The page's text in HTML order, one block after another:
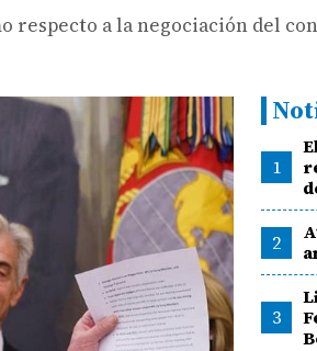
a la negociación del
1
2
3